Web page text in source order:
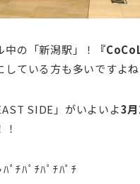
の「新潟駅」！ 『
している方も多いですよ
SIDE」がいよいよ3
ﾟﾁﾊﾟﾁﾊﾟﾁﾊﾟﾁ